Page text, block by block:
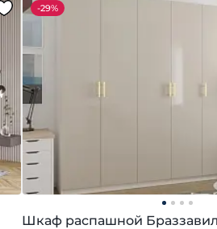
-29%
Шкаф распашной